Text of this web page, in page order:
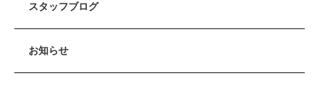
スタッフブログ
お知らせ